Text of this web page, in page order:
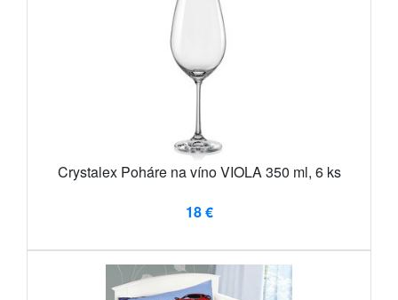
Crystalex Poháre na víno VIOLA 350 ml, 6 ks
18 €